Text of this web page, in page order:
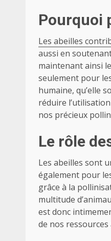
Pourquoi
Les abeilles
aussi en
maintenant ainsi
seulement pour
humaine, qu’elle
réduire
nos précieux
Le rôle
Les abeilles sont
également pour
grâce à la
multitude
est donc
de nos